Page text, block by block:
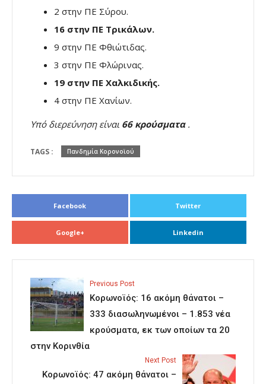
2 στην ΠΕ Σύρου.
16 στην ΠΕ Τρικάλων.
9 στην ΠΕ Φθιώτιδας.
3 στην ΠΕ Φλώρινας.
19 στην ΠΕ Χαλκιδικής.
4 στην ΠΕ Χανίων.
Υπό διερεύνηση είναι 66 κρούσματα.
TAGS : Πανδημία Κορονοϊού
Facebook Twitter
Google+ Linkedin
Previous Post
Κορωνοϊός: 16 ακόμη θάνατοι –
333 διασωληνωμένοι – 1.853 νέα
κρούσματα, εκ των οποίων τα 20
στην Κορινθία
Next Post
Κορωνοϊός: 47 ακόμη θάνατοι –